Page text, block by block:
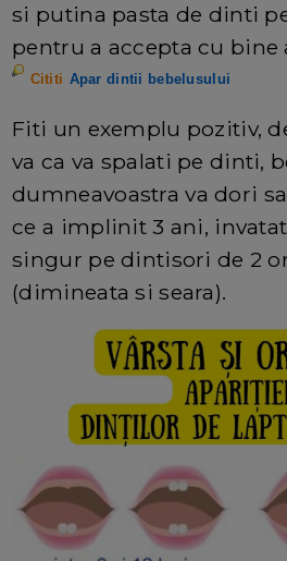
si putina pasta de dinti
pentru a accepta cu bine
Cititi Apar dintii bebelusului
Fiti un exemplu pozitiv,
va ca va spalati pe dinti,
dumneavoastra va dori
ce a implinit 3 ani,
singur pe dintisori de 2
(dimineata si seara).